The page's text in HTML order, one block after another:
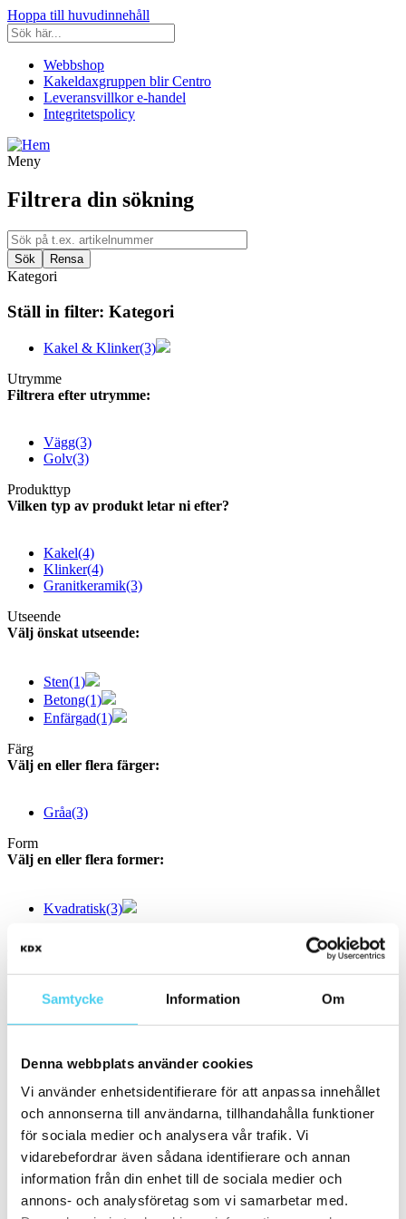
Samtycke Information Om
Denna webbplats använder cookies
Vi använder enhetsidentifierare för att anpassa innehållet
och annonserna till användarna, tillhandahålla funktioner
för sociala medier och analysera vår trafik. Vi
vidarebefordrar även sådana identifierare och annan
information från din enhet till de sociala medier och
annons- och analysföretag som vi samarbetar med.
Hoppa till huvudinnehåll
Webbshop
Kakeldaxgruppen blir Centro
Leveransvillkor e-handel
Integritetspolicy
Meny
Filtrera din sökning
Kategori
Ställ in filter: Kategori
Kakel & Klinker(3)
Utrymme
Filtrera efter utrymme:
Vägg(3)
Golv(3)
Produkttyp
Vilken typ av produkt letar ni efter?
Kakel(4)
Klinker(4)
Granitkeramik(3)
Utseende
Välj önskat utseende:
Sten(1)
Betong(1)
Enfärgad(1)
Färg
Välj en eller flera färger:
Gråa(3)
Form
Välj en eller flera former:
Kvadratisk(3)
Filtrera efter storlek:
Små (5 - 20 cm)
ca 10x60 cm(1)
10x60 cm
(1)
ca 15x(23)
ca 15x15 cm(22)
15x15 cm(22)
ca 15x60 cm
15x60 cm(1)
ca 20x(3)
ca 20x20 cm (3)
20x20 cm
(3)